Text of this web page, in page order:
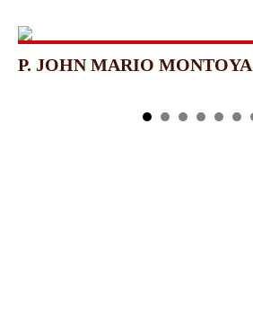
P. JOHN MARIO MONTOYA